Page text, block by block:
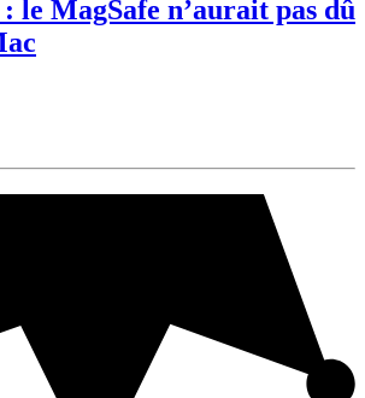
le MagSafe n’aurait pas dû